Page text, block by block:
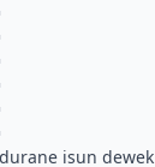
isun dewek